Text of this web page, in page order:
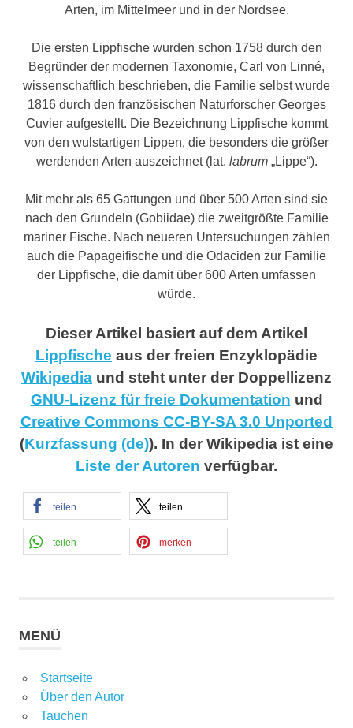
Arten, im Mittelmeer und in der Nordsee.
Die ersten Lippfische wurden schon 1758 durch den
Begründer der modernen Taxonomie, Carl von Linné,
wissenschaftlich beschrieben, die Familie selbst wurde
1816 durch den französischen Naturforscher Georges
Cuvier aufgestellt. Die Bezeichnung Lippfische kommt
von den wulstartigen Lippen, die besonders die größer
werdenden Arten auszeichnet (lat. labrum„Lippe“).
Mit mehr als 65 Gattungen und über 500 Arten sind sie
nach den Grundeln (Gobiidae) die zweitgrößte Familie
mariner Fische. Nach neueren Untersuchungen zählen
auch die Papageifische und die Odaciden zur Familie
der Lippfische, die damit über 600 Arten umfassen
würde.
Dieser Artikel basiert auf dem Artikel
Lippfische aus der freien Enzyklopädie
Wikipedia und steht unter der Doppellizenz
GNU-Lizenz für freie Dokumentation und
Creative Commons CC-BY-SA 3.0 Unported
(Kurzfassung (de)). In der Wikipedia ist eine
Liste der Autoren verfügbar.
teilen teilen
teilen merken
MENÜ
Startseite
Über den Autor
Tauchen